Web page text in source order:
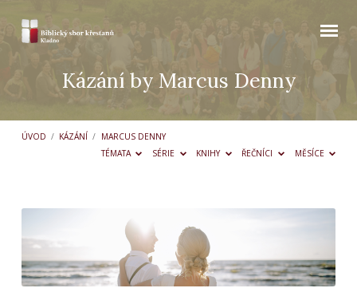
Kázání by Marcus Denny
ÚVOD / KÁZÁNÍ / MARCUS DENNY
TÉMATA
SÉRIE KNIHY ŘEČNÍCI MĚSÍCE
Kázání
by
Marcus
Denny